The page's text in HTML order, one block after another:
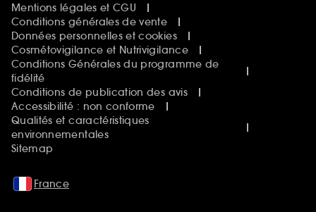
Mentions légales et CGU
Conditions générales de vente
Données personnelles et cookies
Cosmétovigilance et Nutrivigilance
Conditions Générales du programme de
fidélité
Conditions de publication des avis
Accessibilité : non conforme
Qualités et caractéristiques
environnementales
Sitemap
France